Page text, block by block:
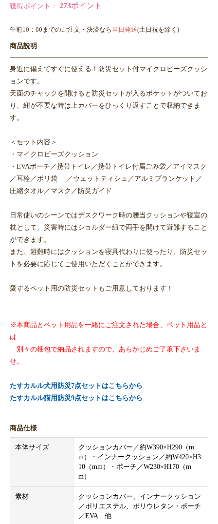
獲得ポイント： 273ポイント
午前10：00までのご注文・決済なら 当日発送(土日祝を除く)
商品説明
身近に備えてすぐに使える！防災セット付マイクロビーズクッシ
ョンです。
天面のチャックを開けると防災セットが入るポケットがついてお
り、紐が不要な時は上カバーをひっくり返すことで収納できま
す。
＜セット内容＞
・マイクロビーズクッション
・EVAポーチ／携帯トイレ／携帯トイレ付属ごみ袋／アイマスク
／耳栓／ポリ袋 ／ウェットティシュ／アルミブランケット／
圧縮タオル／マスク／防災ガイド
日常使いのシーンではデスクワーク時の腰当クッションや寝室の
枕として、災害時にはショルダー紐で両手を開けて避難すること
ができます。
また、避難時にはクッションを寝具代わりに使ったり、防災セッ
トを必要に応じてご使用いただくことができます。
愛するペット用の防災セットもご用意しております！
※本商品とペット用品を一緒にご注文された場合、ペット用品と
は
別々の梱包で納品されますので、あらかじめご了承下さいま
せ。
たすカルル犬用防災7点セットはこちらから
たすカルル猫用防災9点セットはこちらから
商品仕様
本体サイズ
クッションカバー／約W390×H290（m
m）・インナークッション／約W420×H3
10（mm）・ポーチ／W230×H170（m
m）
素材
クッションカバー、インナークッション
／ポリエステル、ポリウレタン・ポーチ
／EVA 他